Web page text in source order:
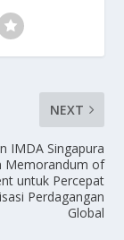
NEXT
IMDA Singapura
Memorandum of
untuk Percepat
Perdagangan
Global